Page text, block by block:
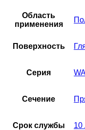
Область
применения
Поверхность
Серия
Сечение
Срок службы 10